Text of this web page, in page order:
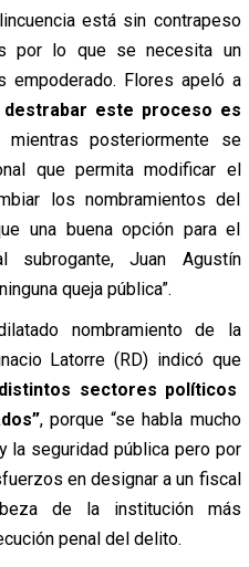
está sin contrapeso
por lo que se necesita un
empoderado. Flores apeló a
destrabar este proceso es
mientras posteriormente se
que permita modificar el
los nombramientos del
una buena opción para el
Juan Agustín
queja pública”.
nombramiento de la
Latorre (RD) indicó que
sectores políticos
, porque “se habla mucho
la seguridad pública pero por
en designar a un fiscal
de la institución más
penal del delito.